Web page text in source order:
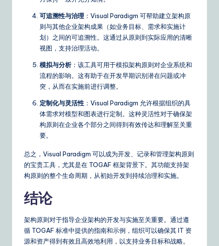
可追溯性与治理 ：Visual Paradigm 可帮助建立架构原
则与其他企业架构成果（如业务目标、需求和实施计
划）之间的可追溯性。这通过从原则到实际应用的清晰
视图，支持治理活动。
模拟与分析 ：该工具可用于模拟架构原则对企业系统和
流程的影响。这有助于在开发早期识别潜在问题或冲
突，从而在实施前进行调整。
定制化与灵活性 ：Visual Paradigm 允许根据组织的具
体需求对模型和图表进行定制。这种灵活性对于确保架
构原则在企业各个部分之间得到有效传达和理解至关重
要。
总之，Visual Paradigm 可以成为开发、记录和管理架构原则
的宝贵工具，尤其是在 TOGAF 框架背景下。其功能支持架
构原则的整个生命周期，从初始开发到持续治理和实施。
结论
架构原则对于指导企业架构的开发与实施至关重要。通过遵
循 TOGAF 标准中提供的指南和示例，组织可以确保其 IT 资
源和资产得到有效且高效地利用，以支持业务目标和战略。